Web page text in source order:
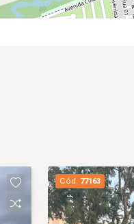
Cód. 77163